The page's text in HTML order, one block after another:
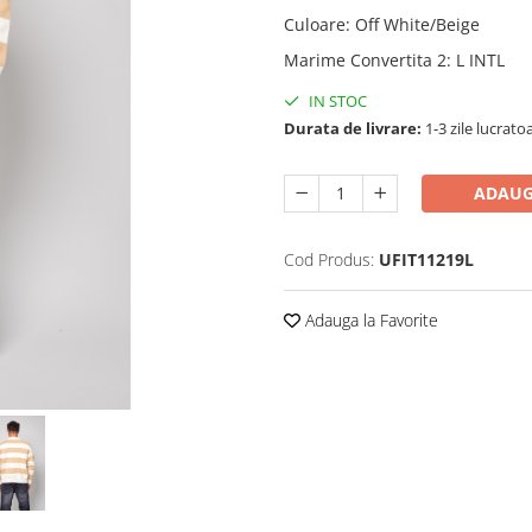
Culoare: Off White/Beige
Marime Convertita 2: L INTL
IN STOC
Durata de livrare: 1-3 zile
Cod Produs: UFIT11219L
Adauga la Favorite